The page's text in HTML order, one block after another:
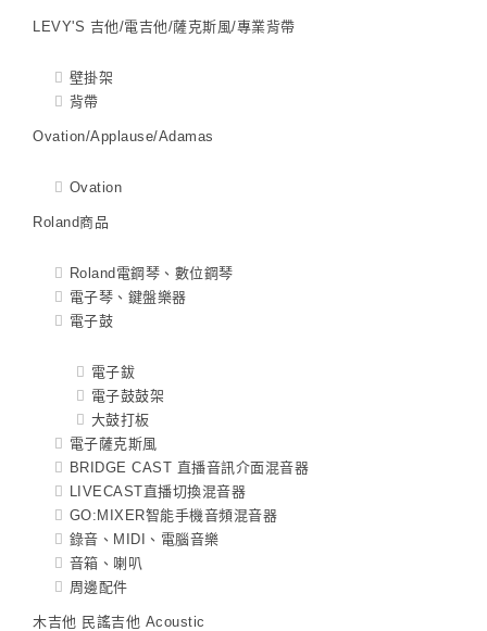
LEVY'S 吉他/電吉他/薩克斯風/專業背帶
壁掛架
背帶
Ovation/Applause/Adamas
Ovation
Roland商品
Roland電鋼琴、數位鋼琴
電子琴、鍵盤樂器
電子鼓
電子鈸
電子鼓鼓架
大鼓打板
電子薩克斯風
BRIDGE CAST 直播音訊介面混音器
LIVECAST直播切換混音器
GO:MIXER智能手機音頻混音器
錄音、MIDI、電腦音樂
音箱、喇叭
周邊配件
木吉他 民謠吉他 Acoustic